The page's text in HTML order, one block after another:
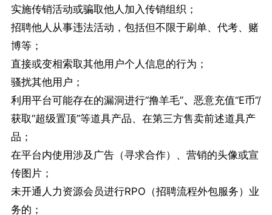
实施传销活动或骗取他人加入传销组织；
招聘他人从事违法活动，包括但不限于刷单、代考、赌
博等；
直接或变相索取其他用户个人信息的行为；
骚扰其他用户；
利用平台可能存在的漏洞进行“撸羊毛”、 恶意充值“E币”/
获取“超级置顶”等道具产品、在第三方售卖前述道具产
品；
在平台内使用涉及广告（寻求合作）、营销的头像或宣
传图片；
未开通人力资源会员进行RPO（招聘流程外包服务）业
务的；